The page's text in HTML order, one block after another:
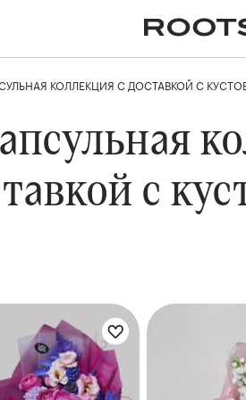
растенийКОЛЛЕКЦИЯ С ДОСТАВКОЙ С
с